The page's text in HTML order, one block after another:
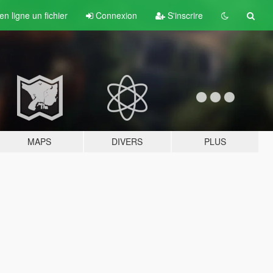
ligne un fichier Connexion S'inscrire
MAPS DIVERS PLUS